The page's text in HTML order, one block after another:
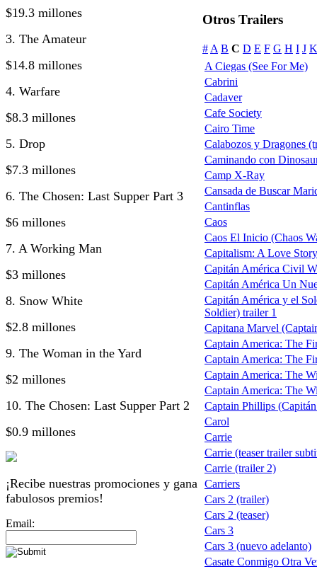
$19.3 millones
3. The Amateur
$14.8 millones
4. Warfare
$8.3 millones
5. Drop
$7.3 millones
6. The Chosen: Last Supper Part 3
$6 millones
7. A Working Man
$3 millones
8. Snow White
$2.8 millones
9. The Woman in the Yard
$2 millones
10. The Chosen: Last Supper Part 2
$0.9 millones
¡Recibe nuestras promociones y gana
fabulosos premios!
Email:
Otros Trailers
# A B C D E F G H I J K
A Ciegas (See For Me)
Cabrini
Cadaver
Cafe Society
Cairo Time
Calabozos y Dragones
Caminando con
Camp X-Ray
Cansada de Buscar
Cantinflas
Caos
Caos El Inicio (Chaos
Capitalism: A Love Story
Capitán América Civil
Capitán América Un
Capitán América y el
Soldier) trailer 1
Capitana Marvel
Captain America: The
Captain America: The
Captain America: The
Captain America: The
Captain Phillips
Carol
Carrie
Carrie (teaser trailer
Carrie (trailer 2)
Carriers
Cars 2 (trailer)
Cars 2 (teaser)
Cars 3
Cars 3 (nuevo adelanto)
Casate Conmigo Otra